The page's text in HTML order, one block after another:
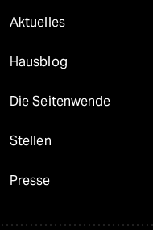
Aktuelles
Hausblog
Die Seitenwende
Stellen
Presse